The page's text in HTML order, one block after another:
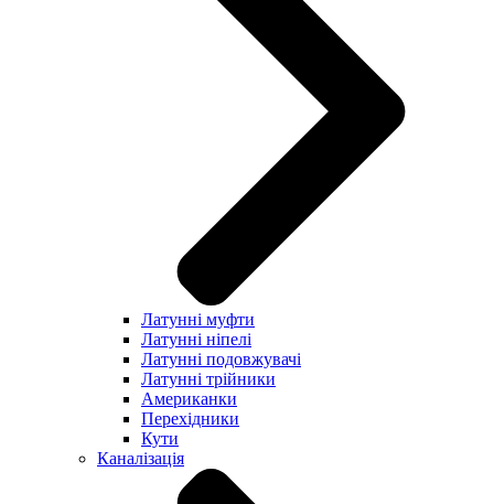
Латунні муфти
Латунні ніпелі
Латунні подовжувачі
Латунні трійники
Американки
Перехідники
Кути
Каналізація